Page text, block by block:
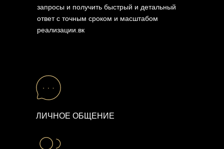
ЛИЧНОЕ ОБЩЕНИЕ
запросы и получить быстрый и детальный
ответ с точным сроком и масштабом
реализации.вк
TILDA EXPERTS
slmnsrrbk@gmail.com
+7 (961) 217-06-54